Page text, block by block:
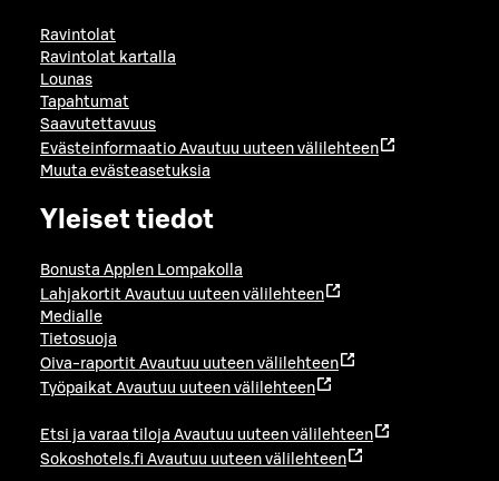
Ravintolat
Ravintolat kartalla
Lounas
Tapahtumat
Saavutettavuus
Evästeinformaatio Avautuu uuteen välilehteen
Muuta evästeasetuksia
Yleiset tiedot
Bonusta Applen Lompakolla
Lahjakortit Avautuu uuteen välilehteen
Medialle
Tietosuoja
Oiva-raportit Avautuu uuteen välilehteen
Työpaikat Avautuu uuteen välilehteen
Etsi ja varaa tiloja Avautuu uuteen välilehteen
Sokoshotels.fi Avautuu uuteen välilehteen